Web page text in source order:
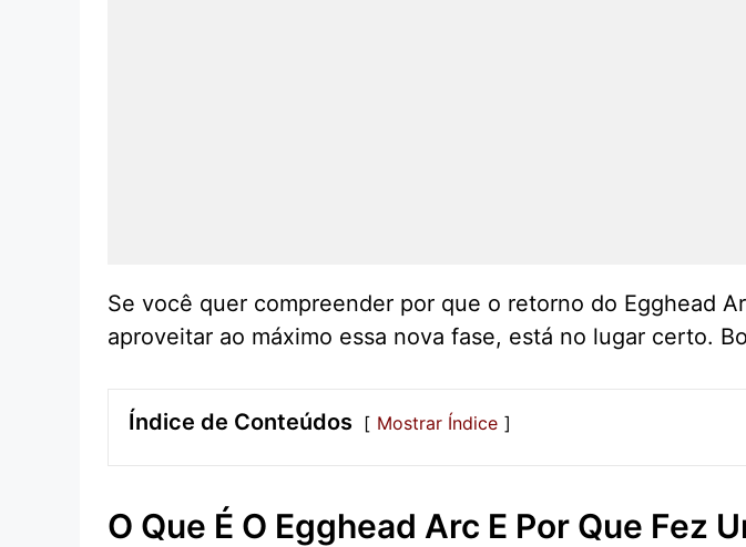
Se você quer compreender por que o retorno do Egghead
aproveitar ao máximo essa nova fase, está no lugar certo.
Índice de Conteúdos Mostrar Índice
O Que É O Egghead Arc E Por Que Fez